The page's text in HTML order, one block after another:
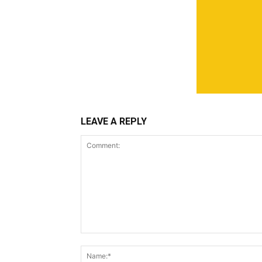
LEAVE A REPLY